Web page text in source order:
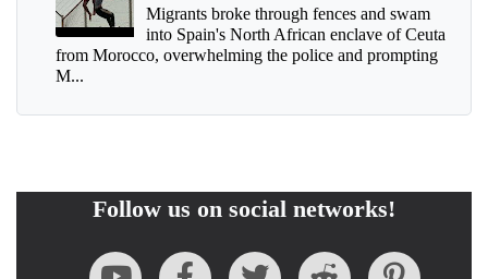
Migrants broke through fences and swam
into Spain's North African enclave of Ceuta
from Morocco, overwhelming the police and prompting
M...
Follow us on social networks!